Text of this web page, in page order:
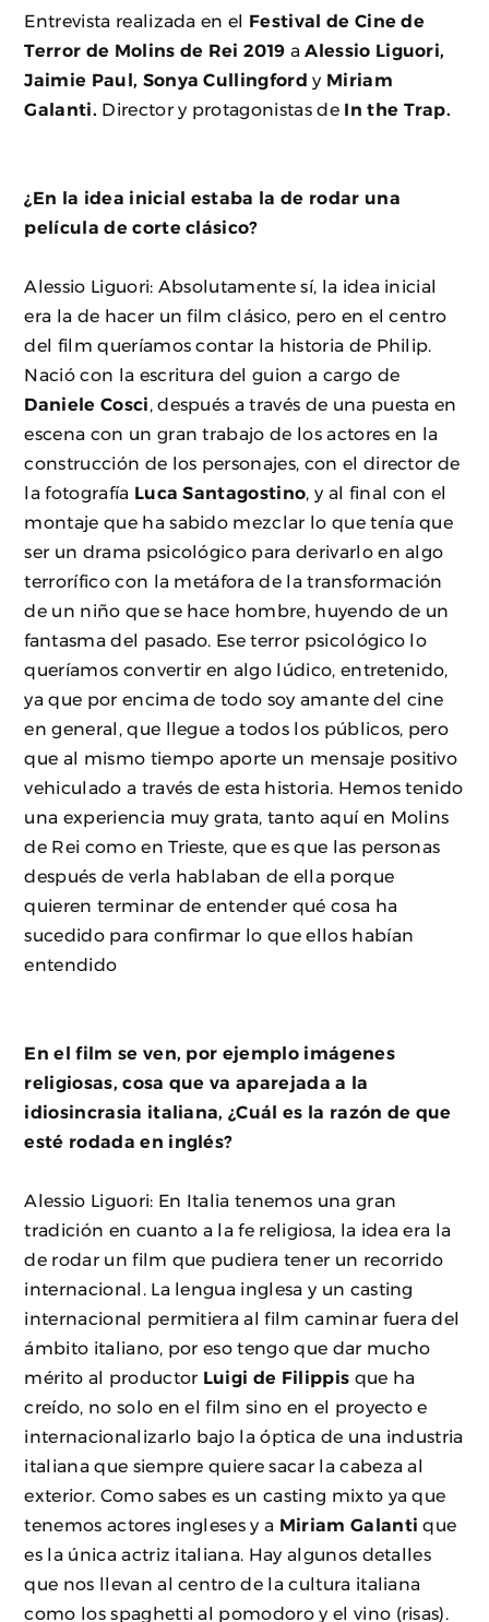
Entrevista realizada en el Festival de Cine de
Terror de Molins de Rei 2019 a Alessio Liguori,
Jaimie Paul, Sonya Cullingfordy Miriam
Galanti. Director y protagonistas de In the Trap.
¿En la idea inicial estaba la de rodar una
película de corte clásico?
Alessio Liguori: Absolutamente sí, la idea inicial
era la de hacer un film clásico, pero en el centro
del film queríamos contar la historia de Philip.
Nació con la escritura del guion a cargo de
Daniele Cosci , después a través de una puesta en
escena con un gran trabajo de los actores en la
construcción de los personajes, con el director de
la fotografía Luca Santagostino , y al final con el
montaje que ha sabido mezclar lo que tenía que
ser un drama psicológico para derivarlo en algo
terrorífico con la metáfora de la transformación
de un niño que se hace hombre, huyendo de un
fantasma del pasado. Ese terror psicológico lo
queríamos convertir en algo lúdico, entretenido,
ya que por encima de todo soy amante del cine
en general, que llegue a todos los públicos, pero
que al mismo tiempo aporte un mensaje positivo
vehiculado a través de esta historia. Hemos tenido
una experiencia muy grata, tanto aquí en Molins
de Rei como en Trieste, que es que las personas
después de verla hablaban de ella porque
quieren terminar de entender qué cosa ha
sucedido para confirmar lo que ellos habían
entendido
En el film se ven, por ejemplo imágenes
religiosas, cosa que va aparejada a la
idiosincrasia italiana, ¿Cuál es la razón de que
esté rodada en inglés?
Alessio Liguori: En Italia tenemos una gran
tradición en cuanto a la fe religiosa, la idea era la
de rodar un film que pudiera tener un recorrido
internacional. La lengua inglesa y un casting
internacional permitiera al film caminar fuera del
ámbito italiano, por eso tengo que dar mucho
mérito al productor Luigi de Filippis que ha
creído, no solo en el film sino en el proyecto e
internacionalizarlo bajo la óptica de una industria
italiana que siempre quiere sacar la cabeza al
exterior. Como sabes es un casting mixto ya que
tenemos actores ingleses y a Miriam Galanti que
es la única actriz italiana. Hay algunos detalles
que nos llevan al centro de la cultura italiana
como los spaghetti al pomodoro y el vino (risas).